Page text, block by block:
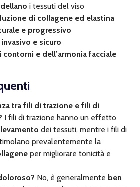
i tessuti del viso
di collagene ed elastina
e progressivo
e sicuro
contorni e dell’armonia facciale
tra fili di trazione e fili di
I fili di trazione hanno un effetto
dei tessuti, mentre i fili di
prevalentemente la
per migliorare tonicità e
No, è generalmente ben